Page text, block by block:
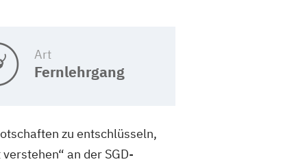
Art
Fernlehrgang
zu entschlüsseln,
an der SGD-